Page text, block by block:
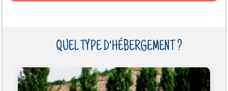
QUEL TYPE D'HÉBERGEMENT ?